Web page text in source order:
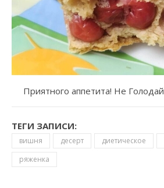
Приятного аппетита! Не Голодай
ТЕГИ ЗАПИСИ:
вишня десерт диетическое
ряженка